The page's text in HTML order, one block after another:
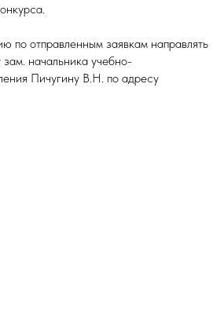
по отправленным заявкам направлять
зам. начальника учебно-
Пичугину В.Н. по адресу